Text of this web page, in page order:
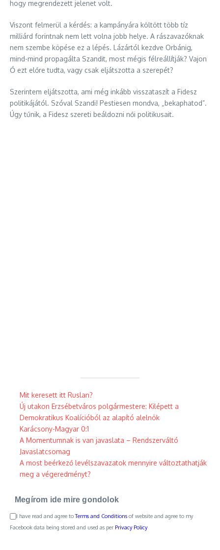
hogy megrendezett jelenet volt.
Viszont felmerül a kérdés: a kampányára költött több tíz
milliárd forintnak nem lett volna jobb helye. A rászavazóknak
nem szembe köpése ez a lépés. Lázártól kezdve Orbánig,
mind-mind propagálta Szandit, most mégis félreállítják? Vajon
Ő ezt előre tudta, vagy csak eljátszotta a szerepét?
Szerintem eljátszotta, ami még inkább visszataszít a Fidesz
politikájától. Szóval Szandi! Pestiesen mondva, „bekaphatod”.
Úgy tűnik, a Fidesz szereti beáldozni női politikusait.
Mit keresett itt Ruslan?
Új utakon Erzsébetváros polgármestere: Kilépett a
Demokratikus Koalícióból az alapító alelnök
Karácsony-Magyar 0:1
A Momentumnak is van javaslata – Rendszerváltó
Javaslatcsomag
A most beérkező levélszavazatok mennyire változtathatják
meg a végeredményt?
Megírom ide mire gondolok
I have read and agree toTerms and Conditions of website and agree to my
Facebook data being stored and used as per Privacy Policy